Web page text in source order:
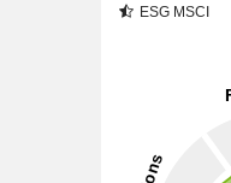
ESG MSCI